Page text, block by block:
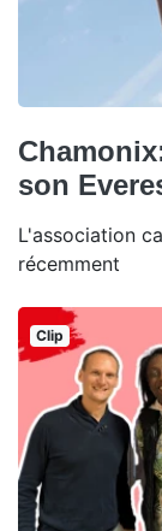
son
L'association
récemment
Clip